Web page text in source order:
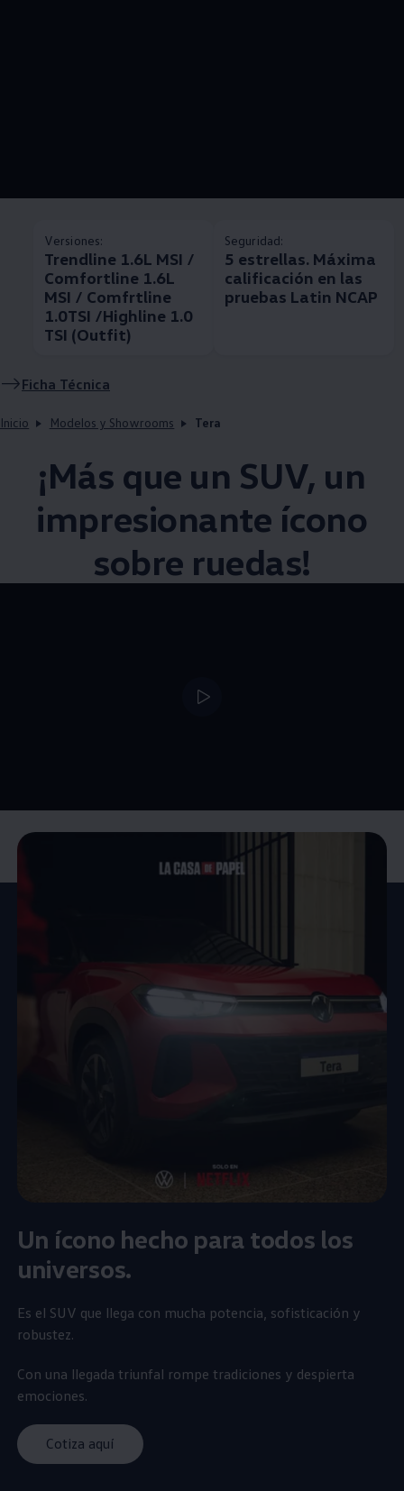
Versiones:
Trendline 1.6L MSI /
Comfortline 1.6L
MSI / Comfrtline
1.0TSI /Highline 1.0
TSI (Outfit)
Seguridad:
5 estrellas. Máxima
calificación en las
pruebas Latin NCAP
Ficha Técnica
Inicio Modelos y Showrooms Tera
¡Más que un SUV, un
impresionante ícono
sobre ruedas!
Un ícono hecho para todos los
universos.
Es el SUV que llega con mucha potencia, sofisticación y
robustez.
Con una llegada triunfal rompe tradiciones y despierta
emociones.
Cotiza aquí